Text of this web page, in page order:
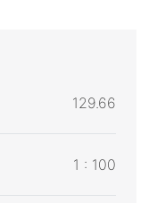
129.66
1 : 100